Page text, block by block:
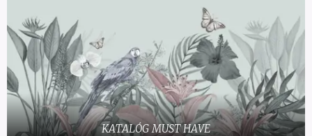
KATALÓG MUST HAVE